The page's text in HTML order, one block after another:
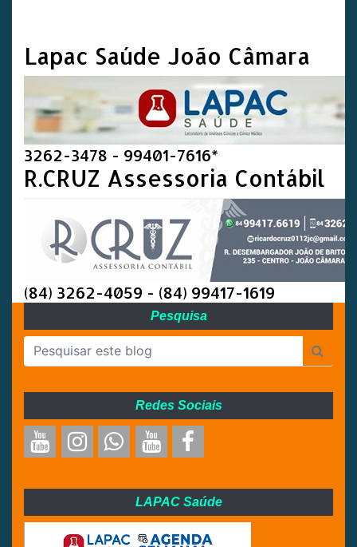
Lapac Saúde João Câmara
3262-3478 - 99401-7616*
R.CRUZ Assessoria Contábil
(84) 3262-4059 - (84) 99417-1619
Pesquisa
Redes Sociais
LAPAC Saúde